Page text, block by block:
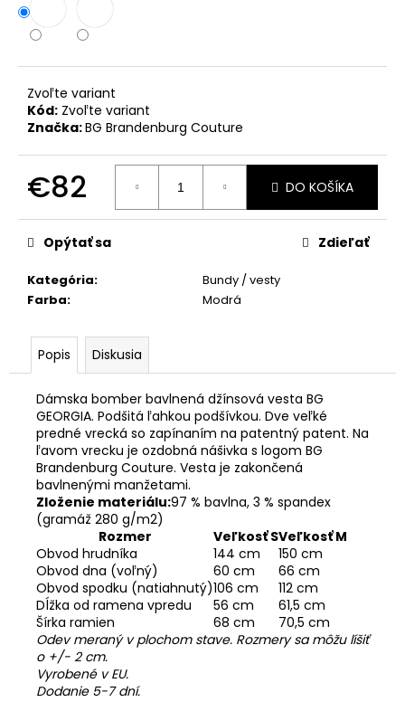
Zvoľte variant
Kód: Zvoľte variant
Značka:BG Brandenburg Couture
€82 DO KOŠÍKA
Kategória:
Bundy / vesty
Farba: Modrá
Opýtať sa Zdieľať
Popis Diskusia
Dámska bomber bavlnená džínsová vesta BG
GEORGIA. Podšitá ľahkou podšívkou. Dve veľké
predné vrecká so zapínaním na patentný patent. Na
ľavom vrecku je ozdobná nášivka s logom BG
Brandenburg Couture. Vesta je zakončená
bavlnenými manžetami.
Zloženie materiálu:97 % bavlna, 3 % spandex
(gramáž 280 g/m2)
Rozmer
Veľkosť SVeľkosť M
Obvod hrudníka
144 cm
150 cm
Obvod dna (voľný)
60 cm
66 cm
Obvod spodku (natiahnutý)106 cm
112 cm
Dĺžka od ramena vpredu
56 cm
61,5 cm
Šírka ramien
68 cm
70,5 cm
Odev meraný v plochom stave. Rozmery sa môžu líšiť
o +/- 2 cm.
Vyrobené v EU.
Dodanie 5-7 dní.
OLAVOGA
AKOPI
ČIERNA
€25